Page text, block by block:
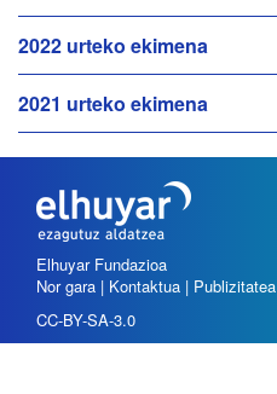
2022 urteko ekimena
2021 urteko ekimena
Elhuyar Fundazioa
Nor gara | Kontaktua | Publizitatea
CC-BY-SA-3.0